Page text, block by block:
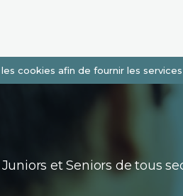
les cookies afin de fournir les
Juniors et Seniors de tous